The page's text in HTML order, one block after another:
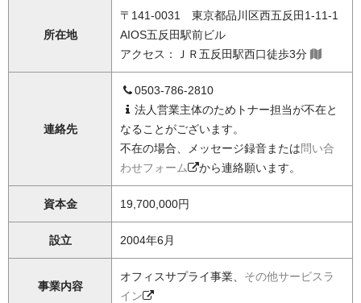
所在地
〒141-0031 東京都品川区西五反田1-11-1
AIOS五反田駅前ビル
アクセス：ＪＲ五反田駅西口徒歩3分
連絡先
0503-786-2810
法人営業主体のためトナー担当が不在と
なることがございます。
不在の場合、メッセージ録音または問い合
わせフォーム
から連絡願います。
資本金 19,700,000円
設立 2004年6月
事業内容
オフィスサプライ事業、 その他サービスラ
イン